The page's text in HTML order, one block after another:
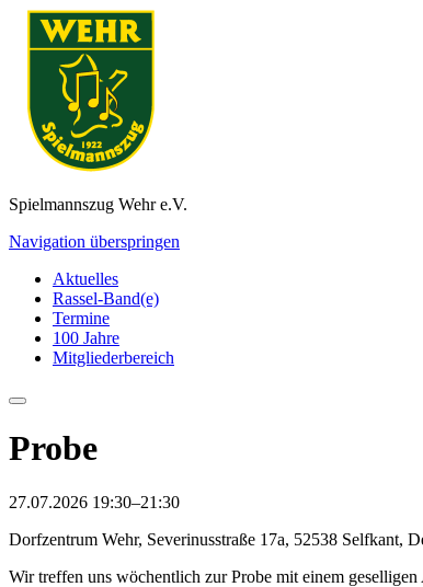
Spielmannszug Wehr e.V.
Navigation überspringen
Aktuelles
Rassel-Band(e)
Termine
100 Jahre
Mitgliederbereich
Probe
27.07.2026 19:30–21:30
Dorfzentrum Wehr, Severinusstraße 17a, 52538 Selfkant,
Wir treffen uns wöchentlich zur Probe mit einem